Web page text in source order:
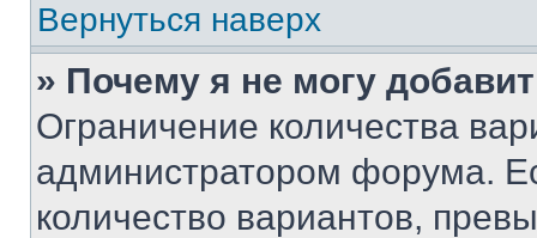
Вернуться наверх
» Почему я не могу
Ограничение количества
администратором форума.
количество вариантов,